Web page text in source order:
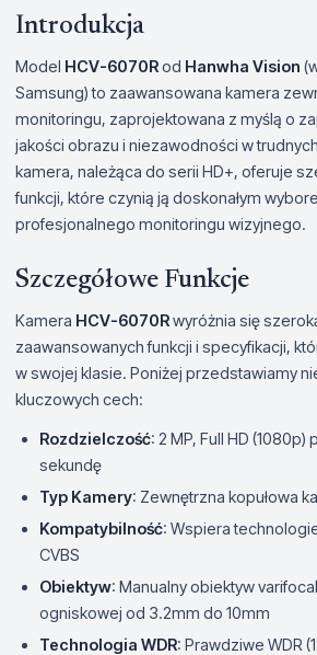
Introdukcja
Model HCV-6070Rod Hanwha Vision
Samsung) to zaawansowana kamera
monitoringu, zaprojektowana z myślą o
jakości obrazu i niezawodności w
kamera, należąca do serii HD+, oferuje
funkcji, które czynią ją doskonałym
profesjonalnego monitoringu wizyjnego.
Szczegółowe Funkcje
Kamera HCV-6070Rwyróżnia się
zaawansowanych funkcji i specyfikacji,
w swojej klasie. Poniżej przedstawiamy
kluczowych cech:
Rozdzielczość: 2 MP, Full HD (1080p)
sekundę
Typ Kamery: Zewnętrzna kopułowa
Kompatybilność: Wspiera
CVBS
Obiektyw: Manualny obiektyw
ogniskowej od 3.2mm do 10mm
Technologia WDR: Prawdziwe WDR